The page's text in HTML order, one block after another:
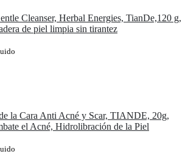
Cleanser, Herbal Energies, TianDe,120 g,
de piel limpia sin tirantez
la Cara Anti Acné y Scar, TIANDE, 20g,
el Acné, Hidrolibración de la Piel